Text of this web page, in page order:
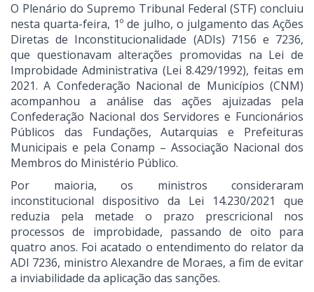
O Plenário do Supremo Tribunal Federal (STF) concluiu
nesta quarta-feira, 1º de julho, o julgamento das Ações
Diretas de Inconstitucionalidade (ADIs) 7156 e 7236,
que questionavam alterações promovidas na Lei de
Improbidade Administrativa (Lei 8.429/1992), feitas em
2021. A Confederação Nacional de Municípios (CNM)
acompanhou a análise das ações ajuizadas pela
Confederação Nacional dos Servidores e Funcionários
Públicos das Fundações, Autarquias e Prefeituras
Municipais e pela Conamp – Associação Nacional dos
Membros do Ministério Público.
Por maioria, os ministros consideraram
inconstitucional dispositivo da Lei 14.230/2021 que
reduzia pela metade o prazo prescricional nos
processos de improbidade, passando de oito para
quatro anos. Foi acatado o entendimento do relator da
ADI 7236, ministro Alexandre de Moraes, a fim de evitar
a inviabilidade da aplicação das sanções.